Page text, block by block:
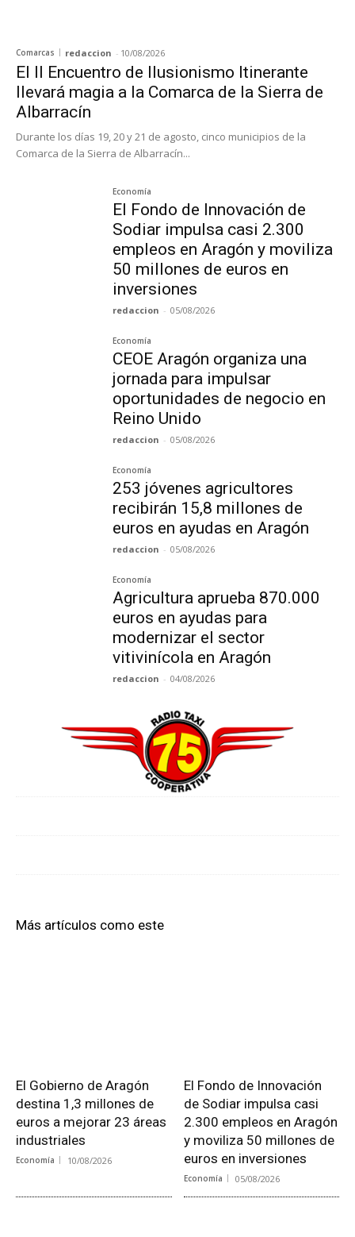
Comarcas redaccion - 10/08/2026
El II Encuentro de Ilusionismo Itinerante
llevará magia a la Comarca de la Sierra de
Albarracín
Durante los días 19, 20 y 21 de agosto, cinco municipios de la
Comarca de la Sierra de Albarracín...
Economía
El Fondo de Innovación de
Sodiar impulsa casi 2.300
empleos en Aragón y moviliza
50 millones de euros en
inversiones
redaccion - 05/08/2026
Economía
CEOE Aragón organiza una
jornada para impulsar
oportunidades de negocio en
Reino Unido
redaccion - 05/08/2026
Economía
253 jóvenes agricultores
recibirán 15,8 millones de
euros en ayudas en Aragón
redaccion - 05/08/2026
Economía
Agricultura aprueba 870.000
euros en ayudas para
modernizar el sector
vitivinícola en Aragón
redaccion - 04/08/2026
Más artículos como este
El Gobierno de Aragón
destina 1,3 millones de
euros a mejorar 23 áreas
industriales
Economía 10/08/2026
El Fondo de Innovación
de Sodiar impulsa casi
2.300 empleos en Aragón
y moviliza 50 millones de
euros en inversiones
Economía 05/08/2026